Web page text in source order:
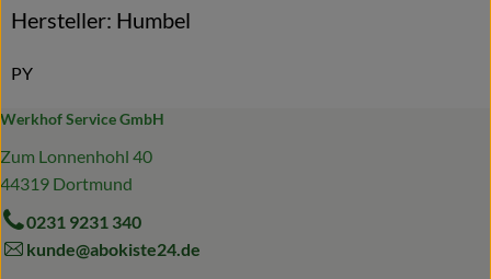
Hersteller: Humbel
PY
Werkhof Service GmbH
Zum Lonnenhohl 40
44319 Dortmund
0231 9231 340
kunde@abokiste24.de